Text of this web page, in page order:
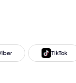
TikTok